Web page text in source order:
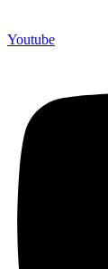
Youtube